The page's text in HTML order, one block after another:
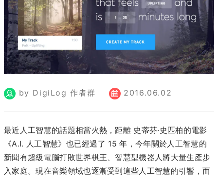
by DigiLog 作者群 2016.06.02
最近人工智慧的話題相當火熱，距離 史蒂芬·史匹柏的電影
《A.I. 人工智慧》也已經過了 15 年，今年關於人工智慧的
新聞有超級電腦打敗世界棋王、智慧型機器人將大量生產步
入家庭。現在音樂領域也逐漸受到這些人工智慧的引響，而